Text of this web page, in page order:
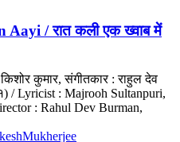
/ रात कली एक ख्वाब में
कुमार, संगीतकार : राहुल देव
/ Lyricist : Majrooh Sultanpuri,
: Rahul Dev Burman,